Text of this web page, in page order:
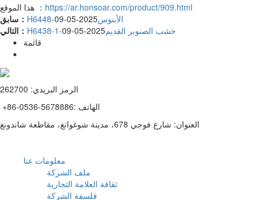
هذا الموقع ： https://ar.honsoar.com/product/909.html
سابق：
H6448-الأبنوس2025-05-09
التالي：
H6438-1-خشب الصنوبر القديم2025-05-09
قائمة
الرمز البريدي: 262700
+86-0536-5678886: الهاتف
العنوان: شارع فوجي 678، مدينة شوغوانغ، مقاطعة شاندونغ
معلومات عنا
ملف الشركة
ثقافة العلامة التجارية
فلسفة الشركة